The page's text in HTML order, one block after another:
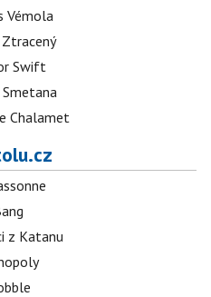
Vémola
Swift
Chalamet
z Katanu